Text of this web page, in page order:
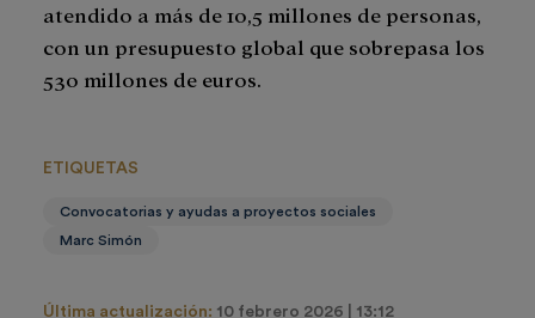
atendido a más de 10,5 millones de personas,
con un presupuesto global que sobrepasa los
530 millones de euros.
ETIQUETAS
Convocatorias y ayudas a proyectos sociales
Marc Simón
Última actualización: 10 febrero 2026 | 13:12